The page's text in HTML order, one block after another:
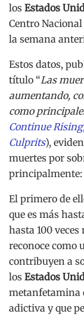
los Estados
Centro
la semana
Estos datos,
título “Las
aumentando,
como
Continue
Culprits),
muertes por
El primero de
que es más
hasta 100
reconoce como
contribuyen a
los Estados
metanfetamina
adictiva y que